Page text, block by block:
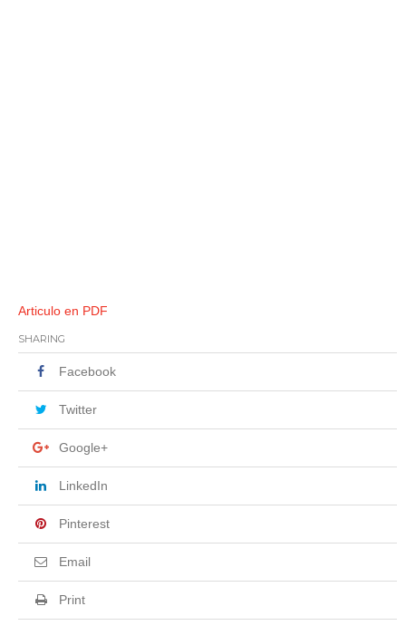
Articulo en PDF
SHARING
Facebook
Twitter
Google+
LinkedIn
Pinterest
Email
Print